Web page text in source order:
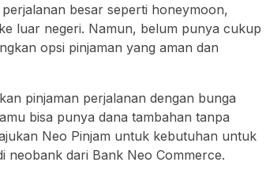
besar seperti honeymoon,
luar negeri. Namun, belum punya cukup
opsi pinjaman yang aman dan
pinjaman perjalanan dengan bunga
bisa punya dana tambahan tanpa
Neo Pinjam untuk kebutuhan untuk
neobank dari Bank Neo Commerce.